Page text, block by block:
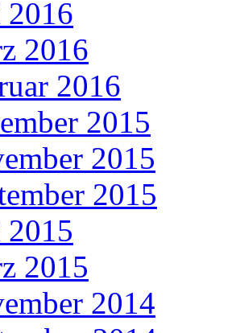
2016
2016
2015
2015
2015
2015
2014